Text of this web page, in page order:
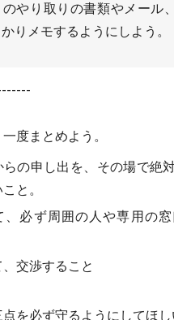
のやり取りの書類やメール
りメモするようにしよう。
度まとめよう。
らの申し出を、その場で絶
と。
、必ず周囲の人や専用の
交渉すること
点を必ず守るようにしてほし